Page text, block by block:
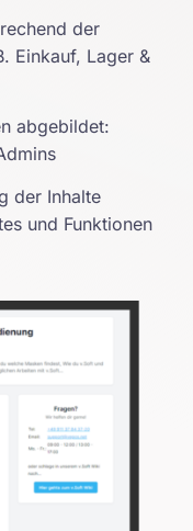
der
Einkauf, Lager &
abgebildet:
der Inhalte
und Funktionen